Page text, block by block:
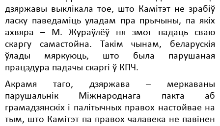
дзяржавы выклікала тое, што Камітэт не зрабіў
ласку паведаміць уладам пра прычыны, па якіх
ахвяра – М. Жураўлёў ня змог падаць сваю
скаргу самастойна. Такім чынам, беларускія
ўлады мяркуюць, што была парушаная
працэдура падачы скаргі ў КПЧ.
Акрамя таго, дзяржава – меркаваны
парушальнік Міжнароднага пакта аб
грамадзянскіх і палітычных правох настойвае на
тым, што Камітэт па правох чалавека не павінен
Мірныя сходы
Палітвязьні
Праваабаронцы
Правы дзіцяці
Распальваньне варожасьці
Рознае